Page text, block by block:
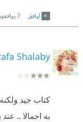
أوافق 7
Shalaby
كتاب جيد
به اجمالا ..